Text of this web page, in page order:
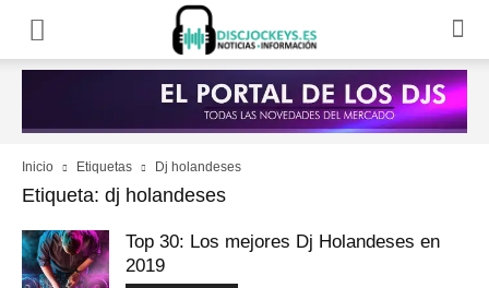
Inicio Etiquetas Dj holandeses
Etiqueta: dj holandeses
Top 30: Los mejores Dj Holandeses en
2019